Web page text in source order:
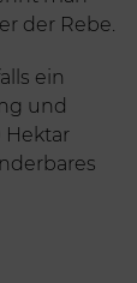
der Rebe.
ein
und
Hektar